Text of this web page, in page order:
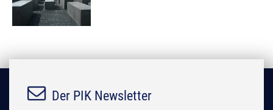
Der PIK Newsletter